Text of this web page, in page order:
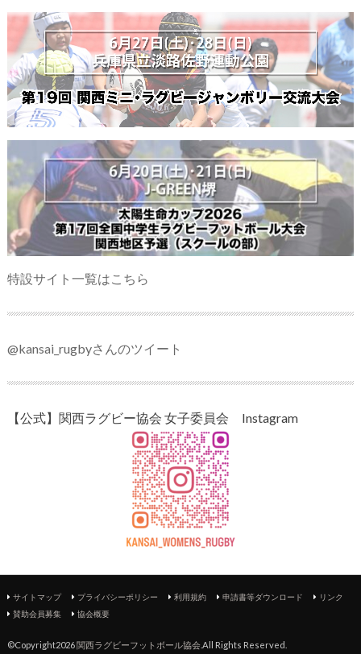
特設サイト一覧はこちら
@kansai_rugbyさんのツイート
【公式】関西ラグビー協会 女子委員会 Instagram
サイトマップ プライバシーポリシー 利用規約 申請書等ダウンロード
リンク
賛助会員募集
協会概要
©Copyright2026関西ラグビーフットボール協会.All Rights Reserved.